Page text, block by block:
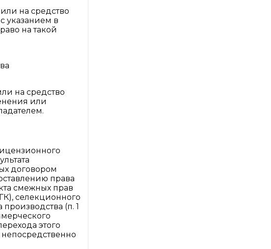
на средство
указанием в
на такой
на средство
или
договором
права
смежных прав
селекционного
(п. 1
этого